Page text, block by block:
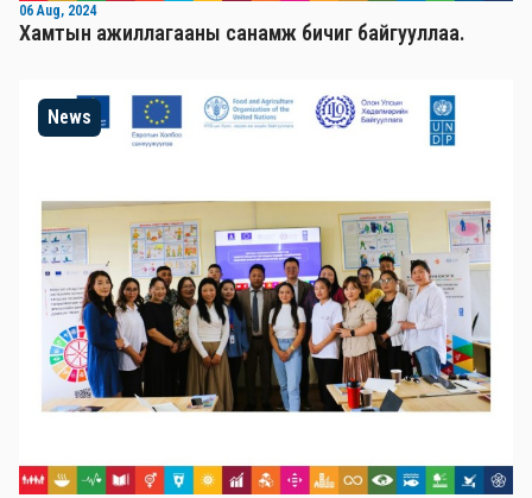
06 Aug, 2024
Хамтын ажиллагааны санамж бичиг байгууллаа.
News